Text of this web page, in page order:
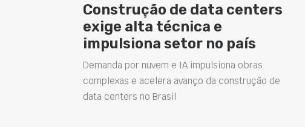
Construção de data centers
exige alta técnica e
impulsiona setor no país
Demanda por nuvem e IA impulsiona obras
complexas e acelera avanço da construção de
data centers no Brasil